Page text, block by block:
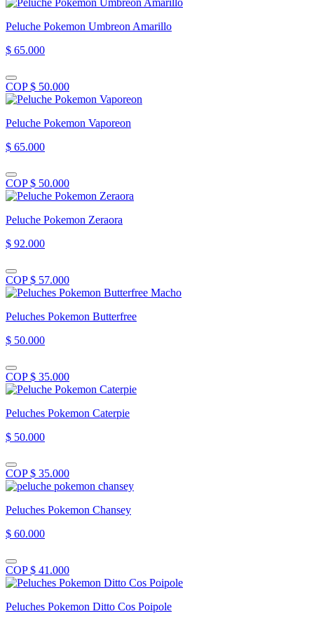
Peluche Pokemon Umbreon Amarillo
$ 65.000
COP $ 50.000
Peluche Pokemon Vaporeon
$ 65.000
COP $ 50.000
Peluche Pokemon Zeraora
$ 92.000
COP $ 57.000
Peluches Pokemon Butterfree
$ 50.000
COP $ 35.000
Peluches Pokemon Caterpie
$ 50.000
COP $ 35.000
Peluches Pokemon Chansey
$ 60.000
COP $ 41.000
Peluches Pokemon Ditto Cos Poipole